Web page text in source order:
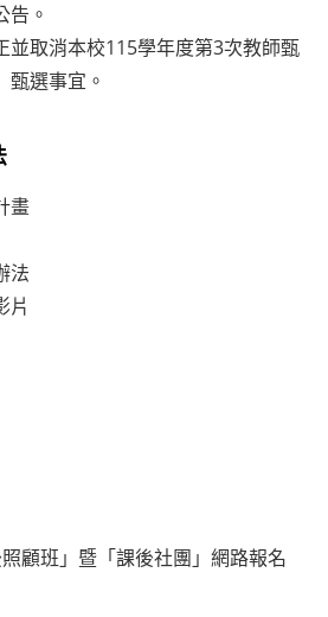
告。
並取消本校115學年度第3次教師甄
甄選事宜。
畫
法
片
顧班」暨「課後社團」網路報名